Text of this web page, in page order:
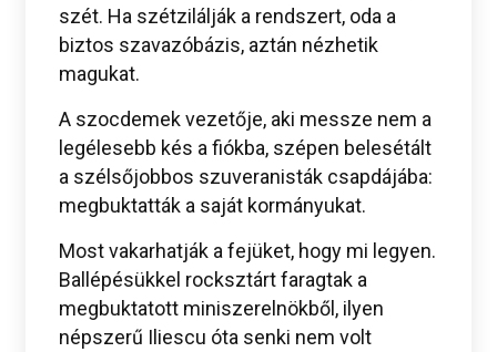
szét. Ha szétzilálják a rendszert, oda a
biztos szavazóbázis, aztán nézhetik
magukat.
A szocdemek vezetője, aki messze nem a
legélesebb kés a fiókba, szépen belesétált
a szélsőjobbos szuveranisták csapdájába:
megbuktatták a saját kormányukat.
Most vakarhatják a fejüket, hogy mi legyen.
Ballépésükkel rocksztárt faragtak a
megbuktatott miniszerelnökből, ilyen
népszerű Iliescu óta senki nem volt